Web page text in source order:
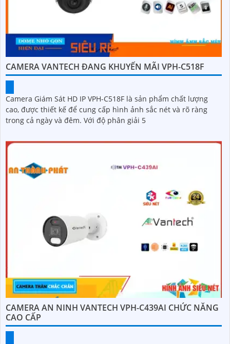
CAMERA VANTECH ĐANG KHUYẾN MÃI VPH-C518F
Camera Giám Sát HD IP VPH-C518F là sản phẩm chất lượng
cao, được thiết kế để cung cấp hình ảnh sắc nét và rõ ràng
trong cả ngày và đêm. Với độ phân giải 5
CAMERA AN NINH VANTECH VPH-C439AI CHỨC NĂNG
CAO CẤP